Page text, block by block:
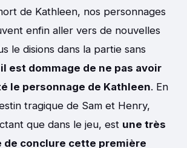
de Kathleen, nos personnages
enfin aller vers de nouvelles
le disions dans la partie sans
est dommage de ne pas avoir
le personnage de Kathleen. En
tragique de Sam et Henry,
que dans le jeu, est une très
de conclure cette première